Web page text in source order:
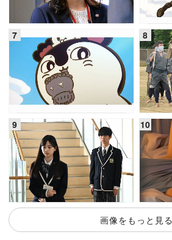
画像をもっと見る